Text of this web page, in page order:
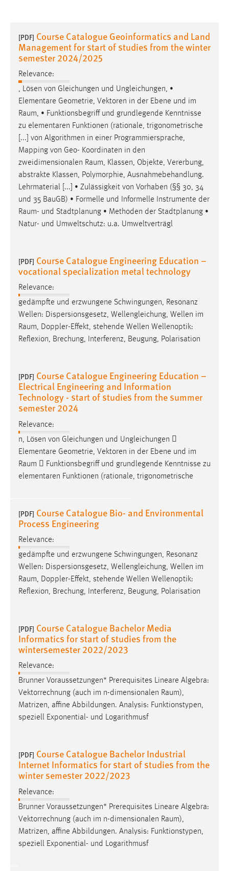
[PDF] Course Catalogue Geoinformatics and Land
Management for start of studies from the winter
semester 2024/2025
Relevance:
, Lösen von Gleichungen und Ungleichungen, •
Elementare Geometrie, Vektoren in der Ebene und im
Raum, • Funktionsbegriff und grundlegende Kenntnisse
zu elementaren Funktionen (rationale, trigonometrische
[...] von Algorithmen in einer Programmiersprache,
Mapping von Geo- Koordinaten in den
zweidimensionalen Raum, Klassen, Objekte, Vererbung,
abstrakte Klassen, Polymorphie, Ausnahmebehandlung.
Lehrmaterial [...] • Zulässigkeit von Vorhaben (§§ 30, 34
und 35 BauGB) • Formelle und Informelle Instrumente der
Raum- und Stadtplanung • Methoden der Stadtplanung •
Natur- und Umweltschutz: u.a. Umweltverträgl
[PDF] Course Catalogue Engineering Education –
vocational specialization metal technology
Relevance:
gedämpfte und erzwungene Schwingungen, Resonanz
Wellen: Dispersionsgesetz, Wellengleichung, Wellen im
Raum, Doppler-Effekt, stehende Wellen Wellenoptik:
Reflexion, Brechung, Interferenz, Beugung, Polarisation
[PDF] Course Catalogue Engineering Education –
Electrical Engineering and Information
Technology - start of studies from the summer
semester 2024
Relevance:
n, Lösen von Gleichungen und Ungleichungen 
Elementare Geometrie, Vektoren in der Ebene und im
Raum  Funktionsbegriff und grundlegende Kenntnisse zu
elementaren Funktionen (rationale, trigonometrische
[PDF] Course Catalogue Bio- and Environmental
Process Engineering
Relevance:
gedämpfte und erzwungene Schwingungen, Resonanz
Wellen: Dispersionsgesetz, Wellengleichung, Wellen im
Raum, Doppler-Effekt, stehende Wellen Wellenoptik:
Reflexion, Brechung, Interferenz, Beugung, Polarisation
[PDF] Course Catalogue Bachelor Media
Informatics for start of studies from the
wintersemester 2022/2023
Relevance:
Brunner Voraussetzungen* Prerequisites Lineare Algebra:
Vektorrechnung (auch im n-dimensionalen Raum),
Matrizen, affine Abbildungen. Analysis: Funktionstypen,
speziell Exponential- und Logarithmusf
[PDF] Course Catalogue Bachelor Industrial
Internet Informatics for start of studies from the
winter semester 2022/2023
Relevance:
Brunner Voraussetzungen* Prerequisites Lineare Algebra:
Vektorrechnung (auch im n-dimensionalen Raum),
Matrizen, affine Abbildungen. Analysis: Funktionstypen,
speziell Exponential- und Logarithmusf